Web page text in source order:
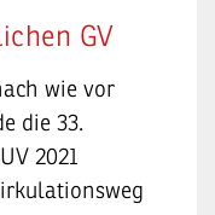
GV
wie vor
die 33.
2021